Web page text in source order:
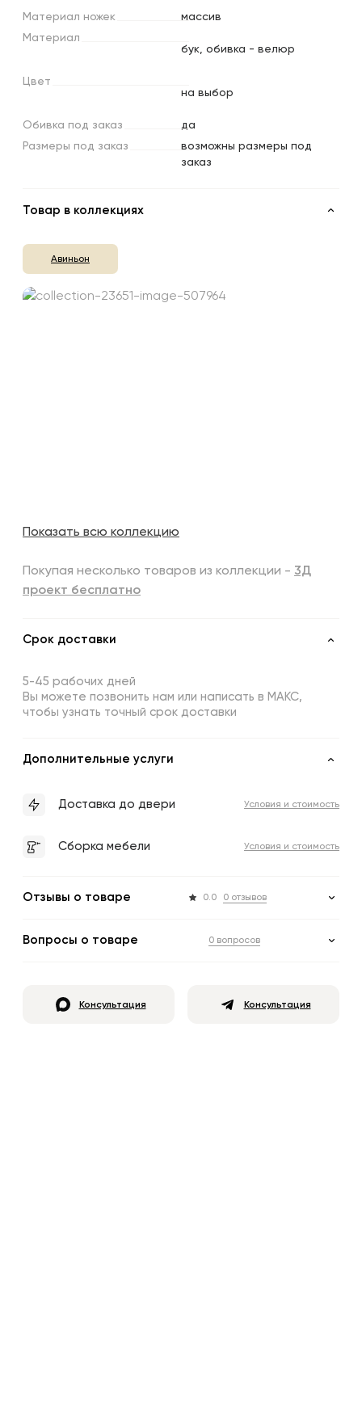
Материал ножек
массив
Материал
бук, обивка - велюр
Цвет
на выбор
Обивка под заказ
да
Размеры под заказ
возможны размеры под
заказ
Товар в коллекциях
Авиньон
Показать всю коллекцию
Покупая несколько товаров из коллекции - 3Д
проект бесплатно
Срок доставки
5-45 рабочих дней
Вы можете позвонить нам или написать в МАКС,
чтобы узнать точный срок доставки
Дополнительные услуги
Доставка до двери Условия и стоимость
Сборка мебели Условия и стоимость
Отзывы о товаре 0.0 0 отзывов
Вопросы о товаре 0 вопросов
Консультация Консультация